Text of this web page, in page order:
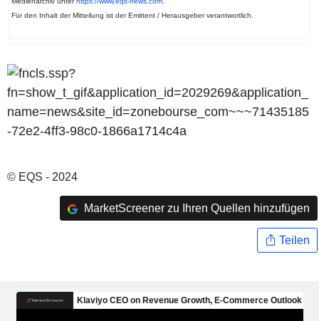
Für den Inhalt der Mitteilung ist der Emittent / Herausgeber verantwortlich.
© EQS - 2024
MarketScreener zu Ihren Quellen hinzufügen
Teilen